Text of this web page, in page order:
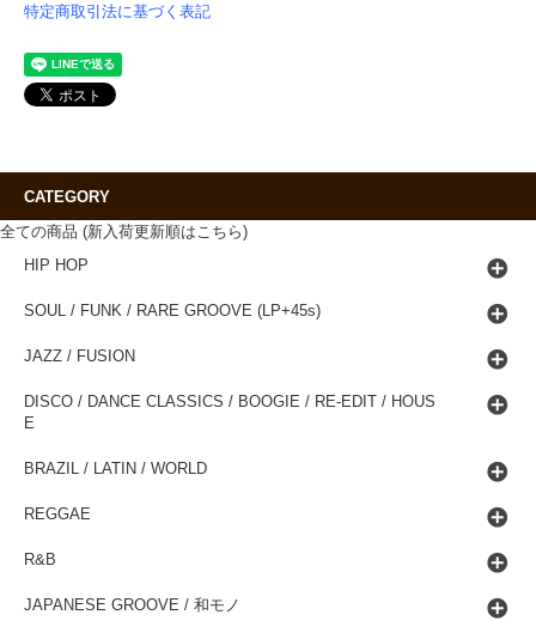
特定商取引法に基づく表記
CATEGORY
全ての商品 (新入荷更新順はこちら)
HIP HOP
SOUL / FUNK / RARE GROOVE (LP+45s)
JAZZ / FUSION
DISCO / DANCE CLASSICS / BOOGIE / RE-EDIT / HOUS
E
BRAZIL / LATIN / WORLD
REGGAE
R&B
JAPANESE GROOVE / 和モノ